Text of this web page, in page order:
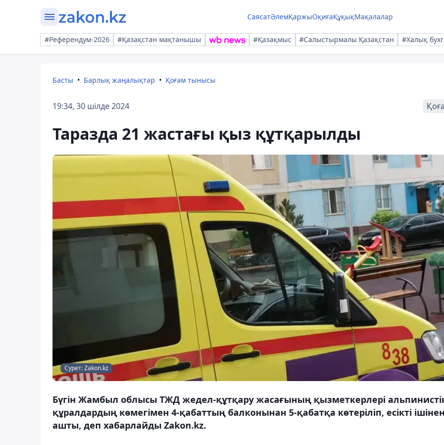
СаясатӘлемҚаржыОқиғаҚұқықМақалалар
#Референдум-2026 #Қазақстан мақтанышы #Қазақмыс #Салыстырмалы Қазақстан #Халық
Басты Барлық жаңалықтар Қоғам тынысы
19:34, 30 шілде 2024
Таразда 21 жастағы қыз құтқарылды
Сурет: Zakon.kz
Бүгін Жамбыл облысы ТЖД жедел-құтқару жасағының қызметкерлері
құралдардың көмегімен 4-қабаттың балконынан 5-қабатқа көтеріліп, есікті
ашты, деп хабарлайды Zakon.kz.